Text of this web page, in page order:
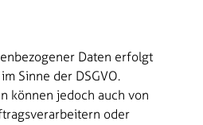
Daten erfolgt
Sinne der DSGVO.
können jedoch auch von
oder